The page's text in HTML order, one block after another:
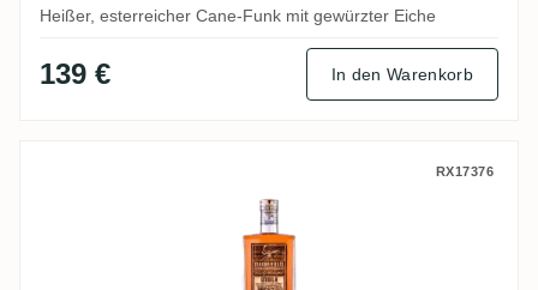
Heißer, esterreicher Cane-Funk mit gewürzter Eiche
139 € In den Warenkorb
MHOBA Umbila Bourbon Cask (LMDW
RX17376